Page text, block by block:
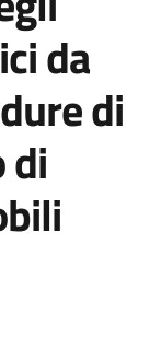
da
di
di